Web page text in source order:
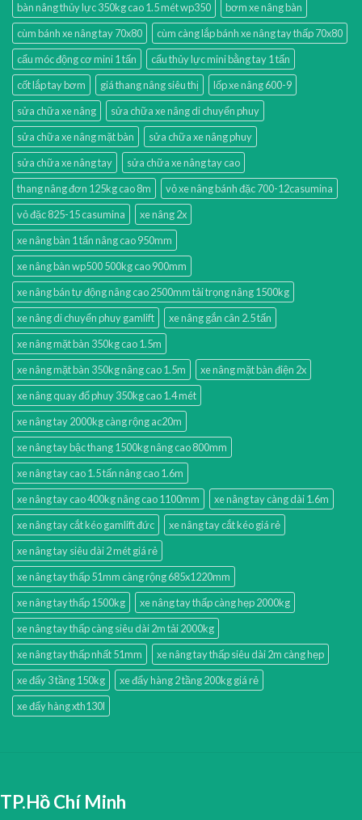
bàn nâng thủy lực 350kg cao 1.5 mét wp350
bơm xe nâng bàn
cùm bánh xe nâng tay 70x80
cùm càng lắp bánh xe nâng tay thấp 70x80
cẩu móc động cơ mini 1 tấn
cẩu thủy lực mini bằng tay 1 tấn
cốt lắp tay bơm
giá thang nâng siêu thị
lốp xe nâng 600-9
sửa chữa xe nâng
sửa chữa xe nâng di chuyển phuy
sửa chữa xe nâng mặt bàn
sửa chữa xe nâng phuy
sửa chữa xe nâng tay
sửa chữa xe nâng tay cao
thang nâng đơn 125kg cao 8m
vỏ xe nâng bánh đặc 700-12casumina
vỏ đặc 825-15 casumina
xe nâng 2x
xe nâng bàn 1 tấn nâng cao 950mm
xe nâng bàn wp500 500kg cao 900mm
xe nâng bán tự động nâng cao 2500mm tải trọng nâng 1500kg
xe nâng di chuyển phuy gamlift
xe nâng gắn cân 2.5 tấn
xe nâng mặt bàn 350kg cao 1.5m
xe nâng mặt bàn 350kg nâng cao 1.5m
xe nâng mặt bàn điện 2x
xe nâng quay đổ phuy 350kg cao 1.4 mét
xe nâng tay 2000kg càng rộng ac20m
xe nâng tay bậc thang 1500kg nâng cao 800mm
xe nâng tay cao 1.5 tấn nâng cao 1.6m
xe nâng tay cao 400kg nâng cao 1100mm
xe nâng tay càng dài 1.6m
xe nâng tay cắt kéo gamlift đức
xe nâng tay cắt kéo giá rẻ
xe nâng tay siêu dài 2 mét giá rẻ
xe nâng tay thấp 51mm càng rộng 685x1220mm
xe nâng tay thấp 1500kg
xe nâng tay thấp càng hẹp 2000kg
xe nâng tay thấp càng siêu dài 2m tải 2000kg
xe nâng tay thấp nhất 51mm
xe nâng tay thấp siêu dài 2m càng hẹp
xe đẩy 3 tầng 150kg
xe đẩy hàng 2 tầng 200kg giá rẻ
xe đẩy hàng xth130l
TP.Hồ Chí Minh